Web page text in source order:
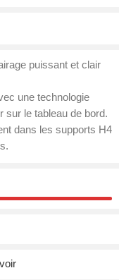
puissant et clair
une technologie
sur le tableau de bord.
dans les supports H4